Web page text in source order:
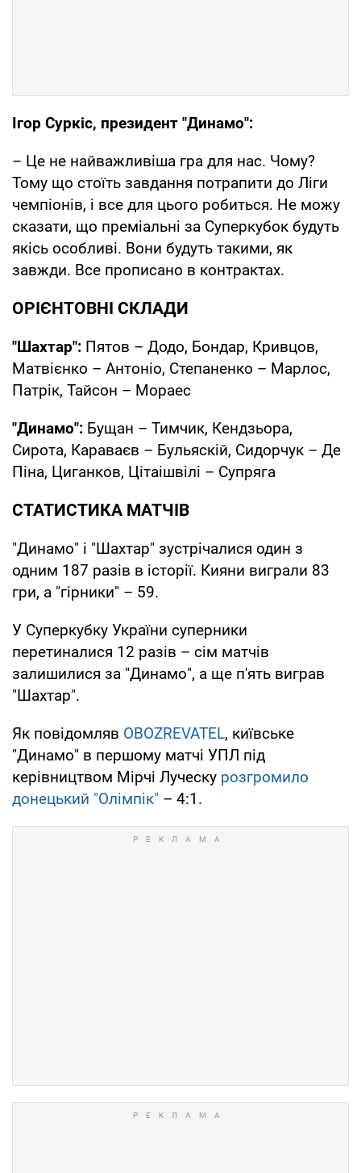
Ігор Суркіс, президент "Динамо":
– Це не найважливіша гра для нас. Чому?
Тому що стоїть завдання потрапити до Ліги
чемпіонів, і все для цього робиться. Не можу
сказати, що преміальні за Суперкубок будуть
якісь особливі. Вони будуть такими, як
завжди. Все прописано в контрактах.
ОРІЄНТОВНІ СКЛАДИ
"Шахтар": Пятов – Додо, Бондар, Кривцов,
Матвієнко – Антоніо, Степаненко – Марлос,
Патрік, Тайсон – Мораес
"Динамо": Бущан – Тимчик, Кендзьора,
Сирота, Караваєв – Бульяскій, Сидорчук – Де
Піна, Циганков, Цітаішвілі – Супряга
СТАТИСТИКА МАТЧІВ
"Динамо" і "Шахтар" зустрічалися один з
одним 187 разів в історії. Кияни виграли 83
гри, а "гірники" – 59.
У Суперкубку України суперники
перетиналися 12 разів – сім матчів
залишилися за "Динамо", а ще п'ять виграв
"Шахтар".
Як повідомляв OBOZREVATEL, київське
"Динамо" в першому матчі УПЛ під
керівництвом Мірчі Луческу розгромило
донецький "Олімпік" – 4:1.